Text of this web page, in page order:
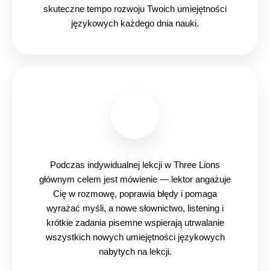
skuteczne tempo rozwoju Twoich umiejętności
językowych każdego dnia nauki.
Podczas indywidualnej lekcji w Three Lions
głównym celem jest mówienie — lektor angażuje
Cię w rozmowę, poprawia błędy i pomaga
wyrażać myśli, a nowe słownictwo, listening i
krótkie zadania pisemne wspierają utrwalanie
wszystkich nowych umiejętności językowych
nabytych na lekcji.